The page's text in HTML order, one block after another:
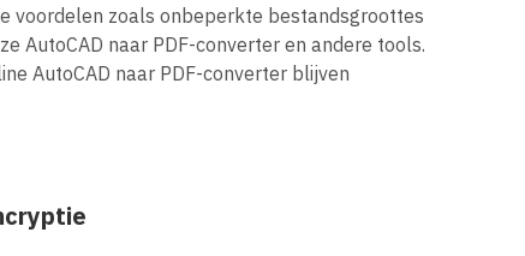
voordelen zoals onbeperkte bestandsgroottes
AutoCAD naar PDF-converter en andere tools.
AutoCAD naar PDF-converter blijven